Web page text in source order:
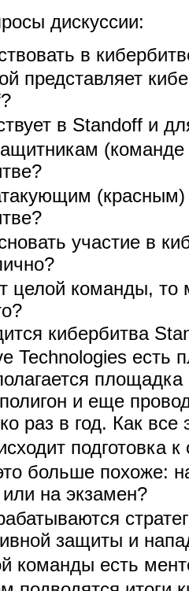
дискуссии:
в
представляет
в Standoff и
(команде
(красным)
участие в
целой команды, то
кибербитва
Technologies есть
и еще
раз в год. Как
подготовка
больше похоже:
или на экзамен?
защиты и
команды есть